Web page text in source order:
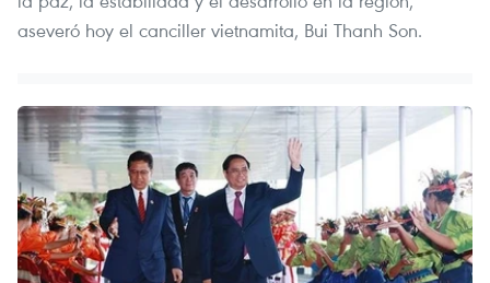
aseveró hoy el canciller vietnamita, Bui Thanh Son.